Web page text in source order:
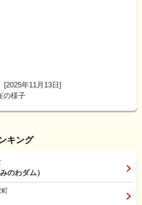
[2025年11月13日]
の様子
キング
のわダム）
町